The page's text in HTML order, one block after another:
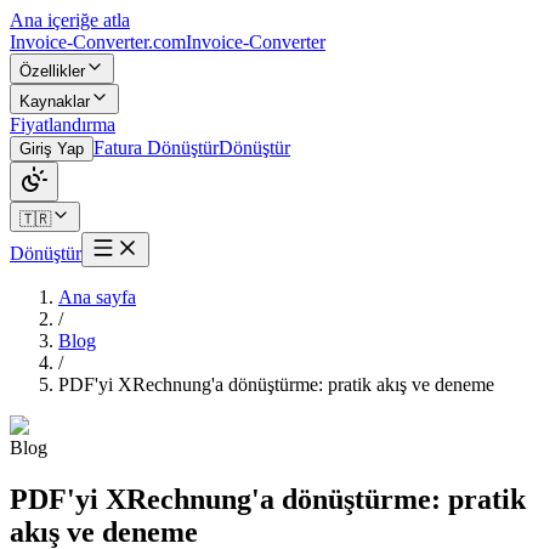
Ana içeriğe atla
Invoice-Converter.comInvoice-Converter
Özellikler
Kaynaklar
Fiyatlandırma
Giriş Yap Fatura DönüştürDönüştür
🇹🇷
Dönüştür
Ana sayfa
/
Blog
/
PDF'yi XRechnung'a dönüştürme: pratik akış ve deneme
Blog
PDF'yi XRechnung'a dönüştürme: pratik
akış ve deneme